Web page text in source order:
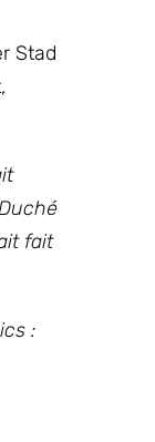
Stad
fait
: